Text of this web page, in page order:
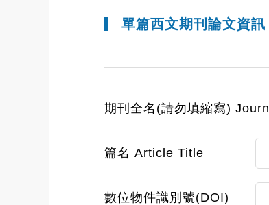
單篇西文期刊論文資訊
期刊全名(請勿填縮寫)
篇名 Article Title
數位物件識別號(DOI)